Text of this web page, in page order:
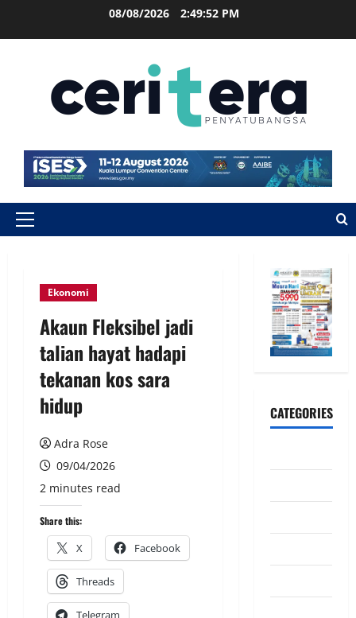
08/08/2026 2:49:52 PM
Ekonomi
Akaun Fleksibel jadi
talian hayat hadapi
tekanan kos sara
hidup
Adra Rose
09/04/2026
2 minutes read
Share this:
X Facebook
Threads
Telegram
CATEGORIES